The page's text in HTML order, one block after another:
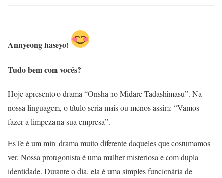
Annyeong haseyo!
Tudo bem com vocês?
Hoje apresento o drama “Onsha no Midare Tadashimasu”. Na
nossa linguagem, o título seria mais ou menos assim: “Vamos
fazer a limpeza na sua empresa”.
EsTe é um mini drama muito diferente daqueles que costumamos
ver. Nossa protagonista é uma mulher misteriosa e com dupla
identidade. Durante o dia, ela é uma simples funcionária de